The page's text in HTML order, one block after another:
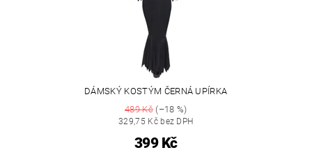
DÁMSKÝ KOSTÝM ČERNÁ UPÍRKA
489 Kč(–18 %)
329,75 Kč bez DPH
399 Kč